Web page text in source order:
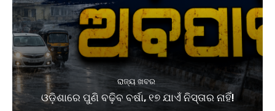
ରାଜ୍ୟ ଖବର
ଓଡ଼ିଶାରେ ପୁଣି ବଢ଼ିବ ବର୍ଷା, ୧୭ ଯାଏଁ ନିସ୍ତାର ନାହିଁ!